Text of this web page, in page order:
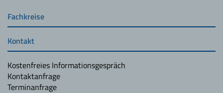
Fachkreise
Kontakt
Kostenfreies Informationsgespräch
Kontaktanfrage
Terminanfrage